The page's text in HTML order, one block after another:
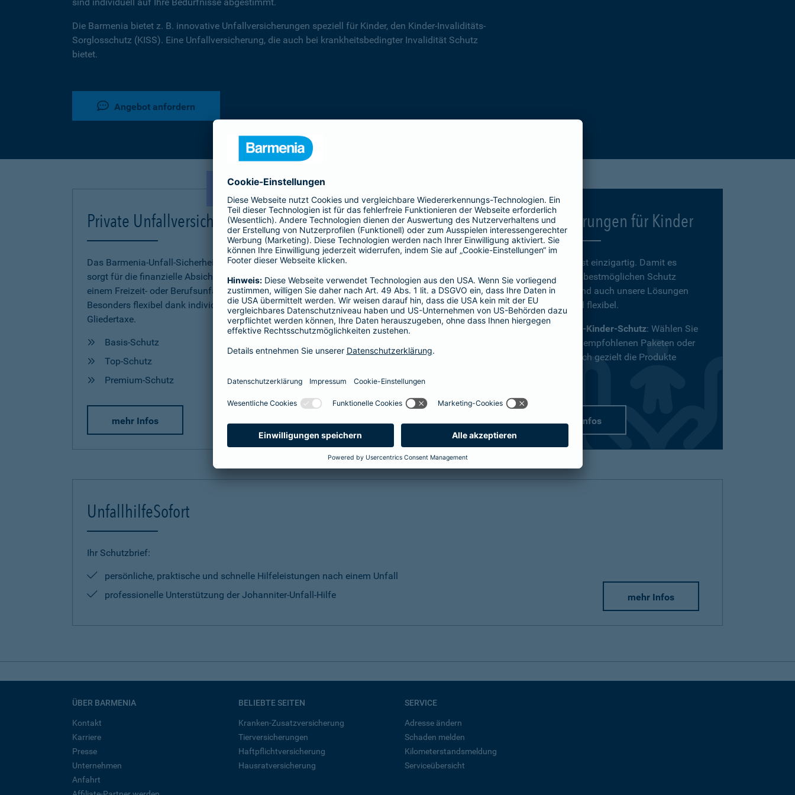
Die Barmenia bietet z. B. innovative Unfallversicherungen speziell für Kinder, den Kinder-Invaliditäts-
Sorglosschutz (KISS). Eine Unfallversicherung, die auch bei krankheitsbedingter Invalidität Schutz
bietet.
Angebot anfordern
NEU!
Private Unfallversicherung
Das Barmenia-Unfall-Sicherheitskonzept
sorgt für die finanzielle Absicherung nach
einem Freizeit- oder Berufsunfall.
Besonders flexibel dank individueller
Gliedertaxe.
Basis-Schutz
Top-Schutz
Premium-Schutz
mehr Infos
Kinder-Invaliditätsschutz
Der Kinder-Invaliditäts-Sorglos-Schutz
(KISS) sichert die finanzielle und soziale
Zukunft Ihrer Kinder bei
krankheits- oder
unfallbedingter Invalidität
Reha-Management inklusive
mehr Infos
Versicherungen für Kinder
Jedes Kind ist einzigartig. Damit es
definitiv den bestmöglichen Schutz
bekommt, sind auch unsere Lösungen
vielfältig und flexibel.
Passend-für-Kinder-Schutz: Wählen Sie
aus unseren empfohlenen Paketen oder
stellen Sie sich gezielt die Produkte
mehr Infos
UnfallhilfeSofort
Ihr Schutzbrief:
persönliche, praktische und schnelle Hilfeleistungen nach einem Unfall
professionelle Unterstützung der Johanniter-Unfall-Hilfe
mehr Infos
ÜBER BARMENIA
Kontakt
Karriere
Presse
Unternehmen
Anfahrt
BELIEBTE SEITEN
Kranken-Zusatzversicherung
Tierversicherungen
Haftpflichtversicherung
Hausratversicherung
SERVICE
Adresse ändern
Schaden melden
Kilometerstandsmeldung
Serviceübersicht